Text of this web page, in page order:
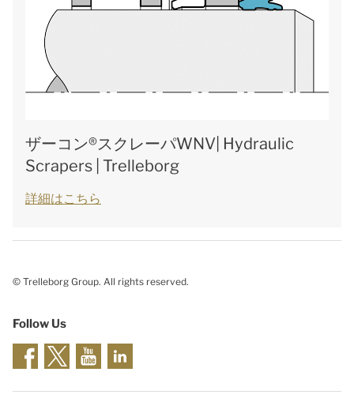
ザーコン®スクレーパWNV| Hydraulic
Scrapers | Trelleborg
詳細はこちら
© Trelleborg Group. All rights reserved.
Follow Us